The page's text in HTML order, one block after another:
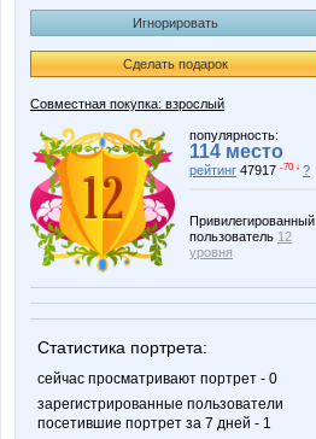
Игнорировать
Сделать подарок
Совместная покупка: взрослый
популярность:
114 место
рейтинг 47917 -70 ↓ ?
Привилегированный
пользователь 12
уровня
Статистика портрета:
сейчас просматривают портрет - 0
зарегистрированные пользователи
посетившие портрет за 7 дней - 1